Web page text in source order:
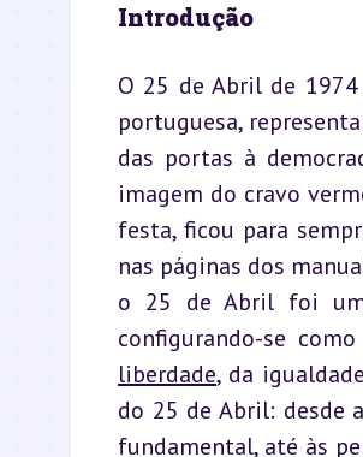
Introdução
O 25 de Abril de
portuguesa,
das portas à
imagem do cravo
festa, ficou para
nas páginas dos
o 25 de Abril foi
liberdade, da
do 25 de Abril: desde
fundamental, até às